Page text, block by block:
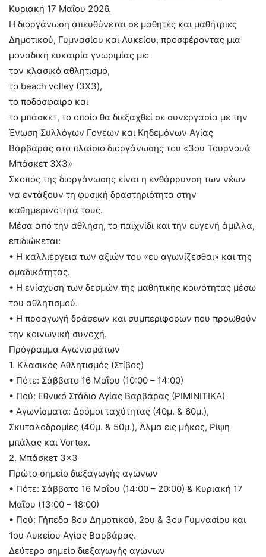
Κυριακή 17 Μαΐου 2026.
Η διοργάνωση απευθύνεται σε μαθητές και μαθήτριες
Δημοτικού, Γυμνασίου και Λυκείου, προσφέροντας μια
μοναδική ευκαιρία γνωριμίας με:
τον κλασικό αθλητισμό,
το beach volley (3Χ3),
το ποδόσφαιρο και
το μπάσκετ, το οποίο θα διεξαχθεί σε συνεργασία με την
Ένωση Συλλόγων Γονέων και Κηδεμόνων Αγίας
Βαρβάρας στο πλαίσιο διοργάνωσης του «3ου Τουρνουά
Μπάσκετ 3Χ3»
Σκοπός της διοργάνωσης είναι η ενθάρρυνση των νέων
να εντάξουν τη φυσική δραστηριότητα στην
καθημερινότητά τους.
Μέσα από την άθληση, το παιχνίδι και την ευγενή άμιλλα,
επιδιώκεται:
• Η καλλιέργεια των αξιών του «ευ αγωνίζεσθαι» και της
ομαδικότητας.
• Η ενίσχυση των δεσμών της μαθητικής κοινότητας μέσω
του αθλητισμού.
• Η προαγωγή δράσεων και συμπεριφορών που προωθούν
την κοινωνική συνοχή.
Πρόγραμμα Αγωνισμάτων
1. Κλασικός Αθλητισμός (Στίβος)
• Πότε: Σάββατο 16 Μαΐου (10:00 – 14:00)
• Πού: Εθνικό Στάδιο Αγίας Βαρβάρας (ΡΙΜΙΝΙΤΙΚΑ)
• Αγωνίσματα: Δρόμοι ταχύτητας (40μ. & 60μ.),
Σκυταλοδρομίες (40μ. & 50μ.), Άλμα εις μήκος, Ρίψη
μπάλας και Vortex.
2. Μπάσκετ 3×3
Πρώτο σημείο διεξαγωγής αγώνων
• Πότε: Σάββατο 16 Μαΐου (14:00 – 20:00) & Κυριακή 17
Μαΐου (13:00 – 18:00)
• Πού: Γήπεδα 8ου Δημοτικού, 2ου & 3ου Γυμνασίου και
1ου Λυκείου Αγίας Βαρβάρας.
Δεύτερο σημείο διεξαγωγής αγώνων